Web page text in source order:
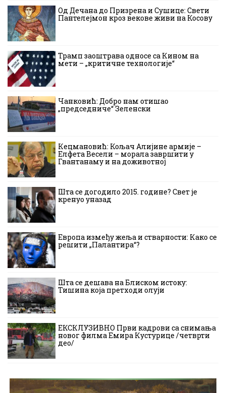
Од Дечана до Призрена и Сушице: Свети
Пантелејмон кроз векове живи на Косову
Трамп заоштрава односе са Кином на
мети – „критичне технологије“
Чанковић: Добро нам отишао
„председниче“ Зеленски
Кецмановић: Кољач Алијине армије –
Елфета Весели – морала завршити у
Гвантанаму и на доживотној
Шта се догодило 2015. године? Свет је
кренуо уназад
Европа између жеља и стварности: Како се
решити „Палантира“?
Шта се дешава на Блиском истоку:
Тишина која претходи олуји
ЕКСКЛУЗИВНО Први кадрови са снимања
новог филма Емира Кустурице /четврти
део/